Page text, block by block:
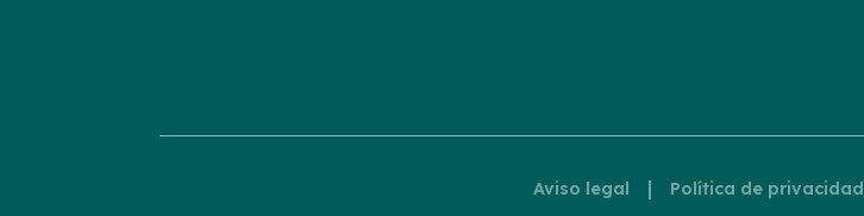
Aviso legal | Política de privacidad